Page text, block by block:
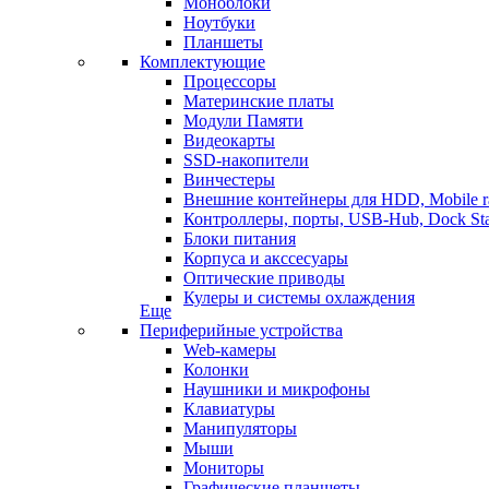
Ноутбуки
Планшеты
Комплектующие
Процессоры
Материнские платы
Модули Памяти
Видеокарты
SSD-накопители
Винчестеры
Внешние контейнеры для HDD, Mobile
Контроллеры, порты, USB-Hub, Dock
Блоки питания
Корпуса и акссесуары
Оптические приводы
Кулеры и системы охлаждения
Еще
Периферийные устройства
Web-камеры
Колонки
Наушники и микрофоны
Клавиатуры
Манипуляторы
Мыши
Мониторы